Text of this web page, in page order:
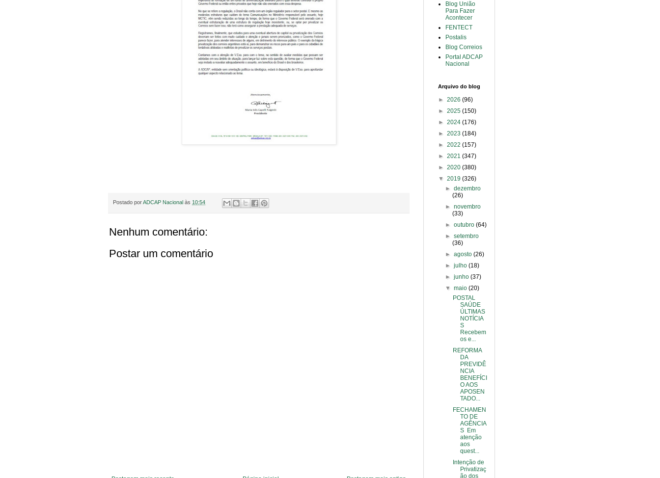
Postado porADCAP Nacional às 10:54
Nenhum comentário:
Postar um comentário
Blog União
Para Fazer
Acontecer
FENTECT
Postalis
Blog Correios
Portal ADCAP
Nacional
Arquivo do blog
► 2026 (96)
► 2025 (150)
► 2024 (176)
► 2023 (184)
► 2022 (157)
► 2021 (347)
► 2020 (380)
▼ 2019 (326)
►dezembro
(26)
►novembro
(33)
►outubro(64)
►setembro
(36)
►agosto(26)
►julho(18)
►junho(37)
▼maio(20)
POSTAL
SAÚDE
ÚLTIMAS
NOTÍCIA
S
Recebem
os e...
REFORMA
DA
PREVIDÊ
NCIA
BENEFÍCI
O AOS
APOSEN
TADO...
FECHAMEN
TO DE
AGÊNCIA
S Em
atenção
aos
quest...
Intenção de
Privatizaç
ão dos